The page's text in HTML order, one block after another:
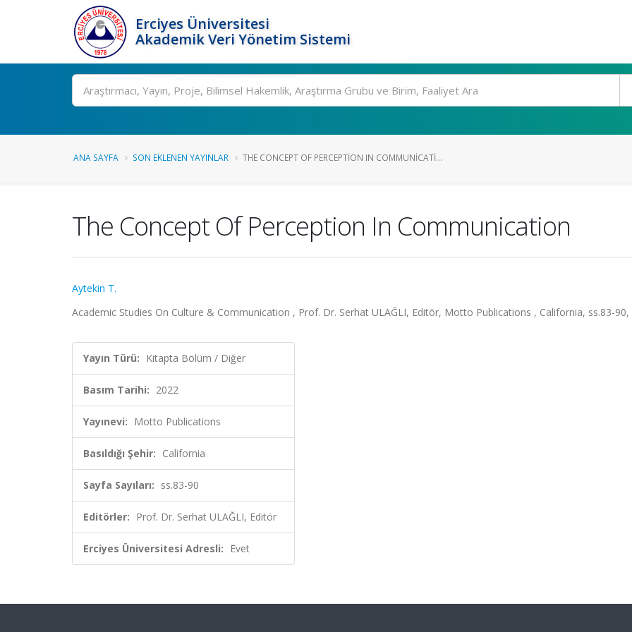
Erciyes Üniversitesi
Akademik Veri Yönetim Sistemi
Ara
ANA SAYFA SON EKLENEN YAYINLAR THE CONCEPT OF PERCEPTION IN COMMUNICATI...
The Concept Of Perception In Communication
Aytekin T.
Academic Studies On Culture & Communication , Prof. Dr. Serhat ULAĞLI, Editör, Motto Publications , California, ss.83-90,
Yayın Türü: Kitapta Bölüm / Diğer
Basım Tarihi: 2022
Yayınevi: Motto Publications
Basıldığı Şehir: California
Sayfa Sayıları: ss.83-90
Editörler: Prof. Dr. Serhat ULAĞLI, Editör
Erciyes Üniversitesi Adresli: Evet